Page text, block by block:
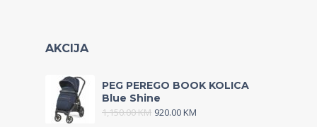
AKCIJA
PEG PEREGO BOOK KOLICA
Blue Shine
1,150.00KM 920.00KM